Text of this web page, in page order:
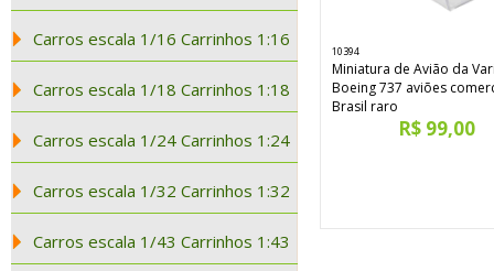
Carros escala 1/16 Carrinhos 1:16
Carros escala 1/18 Carrinhos 1:18
Carros escala 1/24 Carrinhos 1:24
Carros escala 1/32 Carrinhos 1:32
Carros escala 1/43 Carrinhos 1:43
10394
Miniatura de Avião da
Boeing 737 aviões
Brasil raro
R$ 99,00